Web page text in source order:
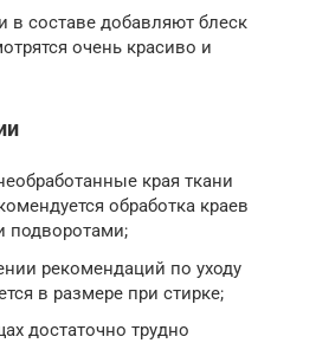
в составе добавляют блеск
очень красиво и
края ткани
обработка краев
подворотами;
рекомендаций по уходу
в размере при стирке;
достаточно трудно